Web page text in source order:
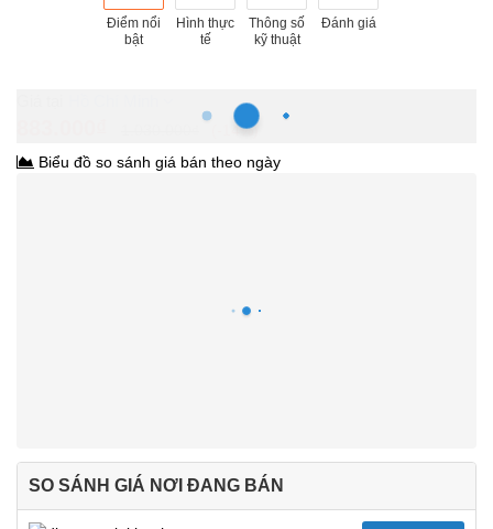
Điểm nổi
bật
Hình thực
tế
Thông số
kỹ thuật
Đánh giá
-14%
Biểu đồ so sánh giá bán theo ngày
SO SÁNH GIÁ NƠI ĐANG BÁN